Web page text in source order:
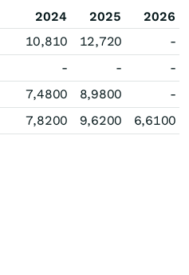
2024 2025
2026
10,810 12,720
-
- -
-
7,4800 8,9800
-
7,8200 9,6200 6,6100